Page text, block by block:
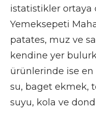
istatistikler ortaya
Yemeksepeti
patates, muz ve
kendine yer
ürünlerinde ise
su, baget ekmek,
suyu, kola ve